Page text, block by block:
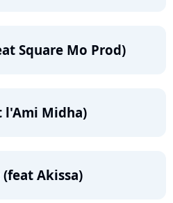
Square Mo Prod)
l'Ami Midha)
Akissa)